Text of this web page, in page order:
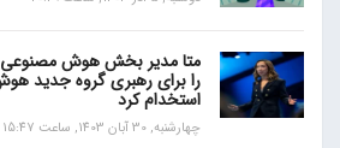
را برای رهبری گروه جدید
استخدام کرد
چهارشنبه, 30 آبان 1403, ساعت 15:47